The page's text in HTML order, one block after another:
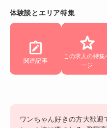
体験談とエリア特集
関連記事
この求人の特集
ージ
ワンちゃん好きの方大歓